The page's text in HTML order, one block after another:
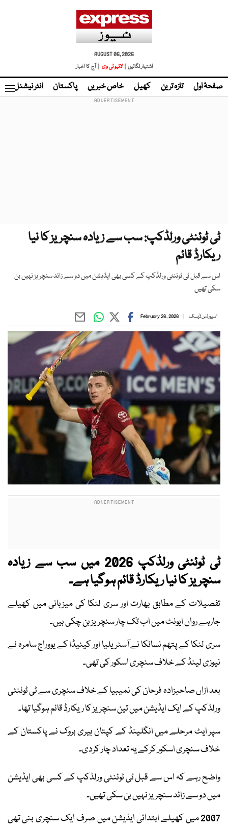
AUGUST 06, 2026
اشتہار لگائیں |
لائیو ٹی وی | آج کا اخبار
صفحۂ اول تازہ ترین کھیل خاص خبریں پاکستان انٹر نیشنل
ٹی ٹوئنٹی ورلڈکپ: سب سے زیادہ سنچریز کا نیا
ریکارڈ قائم
اس سے قبل ٹی ٹوئنٹی ورلڈکپ کے کسی بھی ایڈیشن میں دو سے زائد سنچریز نہیں بن
سکی تھیں
اسپورٹس ڈیسک February 26, 2026
ٹی ٹوئنٹی ورلڈکپ 2026 میں سب سے زیادہ
سنچریز کا نیا ریکارڈ قائم ہوگیا ہے۔
تفصیلات کے مطابق بھارت اور سری لنکا کی میزبانی میں کھیلے
جارہے رواں ایونٹ میں اب تک چار سنچریز بن چکی ہیں۔
سری لنکا کے پتھم نسانکا نے آسٹریلیا اور کینیڈا کے یووراج سامرہ نے
نیوزی لینڈ کے خلاف سنچری اسکور کی تھی۔
بعد ازاں صاحبزادہ فرحان کی نمیبیا کے خلاف سنچری سے ٹی ٹوئنٹی
ورلڈکپ کے ایک ایڈیشن میں تین سنچریز کا ریکارڈ قائم ہوگیا تھا۔
سپر ایٹ مرحلے میں انگلینڈ کے کپتان ہیری بروک نے پاکستان کے
خلاف سنچری اسکور کرکے یہ تعداد چار کردی۔
واضح رہے کہ اس سے قبل ٹی ٹوئنٹی ورلڈکپ کے کسی بھی ایڈیشن
میں دو سے زائد سنچریز نہیں بن سکی تھیں۔
2007 میں کھیلے ابتدائی ایڈیشن میں صرف ایک سنچری بنی تھی